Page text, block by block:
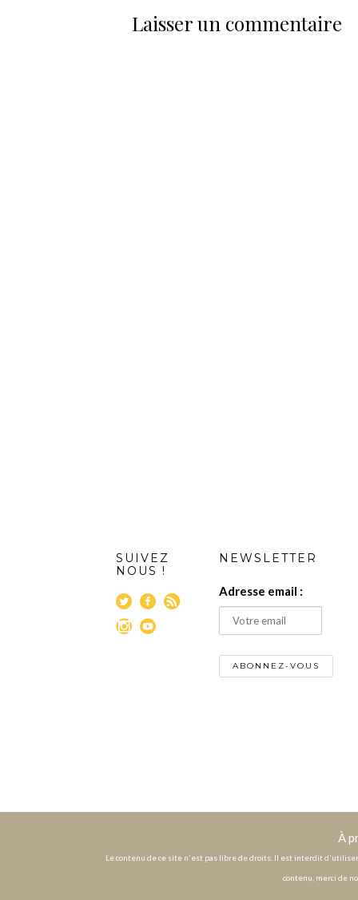
Laisser un commentaire
SUIVEZ
NOUS !
NEWSLETTER
Adresse email :
À
Le contenu de ce site n'est pas libre de droits. Il est interdit
contenu, merci de